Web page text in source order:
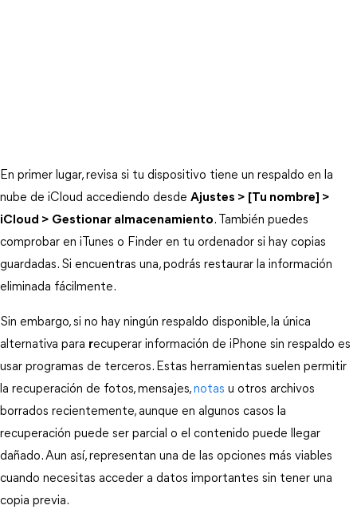
En primer lugar, revisa si tu dispositivo tiene un respaldo en la
nube de iCloud accediendo desde Ajustes > [Tu nombre] >
iCloud > Gestionar almacenamiento. También puedes
comprobar en iTunes o Finder en tu ordenador si hay copias
guardadas. Si encuentras una, podrás restaurar la información
eliminada fácilmente.
Sin embargo, si no hay ningún respaldo disponible, la única
alternativa para recuperar información de iPhone sin respaldo es
usar programas de terceros. Estas herramientas suelen permitir
la recuperación de fotos, mensajes, notas u otros archivos
borrados recientemente, aunque en algunos casos la
recuperación puede ser parcial o el contenido puede llegar
dañado. Aun así, representan una de las opciones más viables
cuando necesitas acceder a datos importantes sin tener una
copia previa.